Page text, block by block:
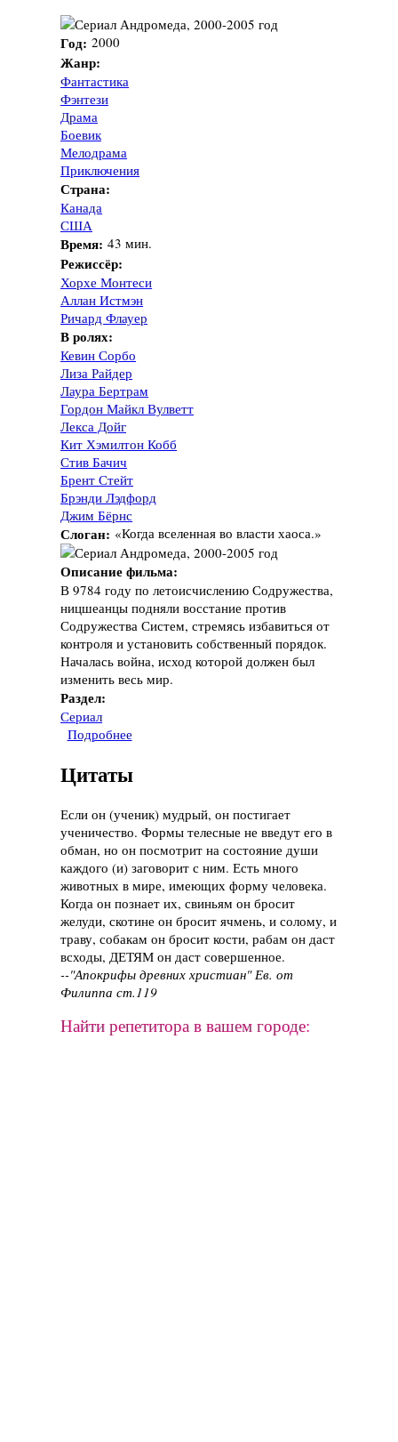
Год: 2000
Жанр:
Фантастика
Фэнтези
Драма
Боевик
Мелодрама
Приключения
Страна:
Канада
США
Время: 43 мин.
Режиссёр:
Хорхе Монтеси
Аллан Истмэн
Ричард Флауер
В ролях:
Кевин Сорбо
Лиза Райдер
Лаура Бертрам
Гордон Майкл Вулветт
Лекса Дойг
Кит Хэмилтон Кобб
Стив Бачич
Брент Стейт
Брэнди Лэдфорд
Джим Бёрнс
Слоган: «Когда вселенная во власти хаоса.»
Описание фильма:
В 9784 году по летоисчислению Содружества,
ницшеанцы подняли восстание против
Содружества Систем, стремясь избавиться от
контроля и установить собственный порядок.
Началась война, исход которой должен был
изменить весь мир.
Раздел:
Сериал
Подробнее
Цитаты
Если он (ученик) мудрый, он постигает
ученичество. Формы телесные не введут его в
обман, но он посмотрит на состояние души
каждого (и) заговорит с ним. Есть много
животных в мире, имеющих форму человека.
Когда он познает их, свиньям он бросит
желуди, скотине он бросит ячмень, и солому, и
траву, собакам он бросит кости, рабам он даст
всходы, ДЕТЯМ он даст совершенное.
--"Апокрифы древних христиан" Ев. от
Филиппа ст.119
Найти репетитора в вашем городе: